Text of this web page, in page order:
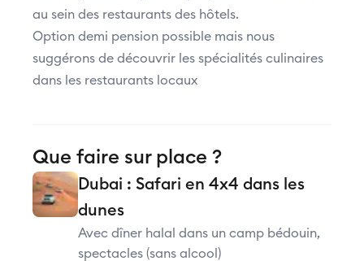
au sein des restaurants des hôtels.
Option demi pension possible mais nous
suggérons de découvrir les spécialités culinaires
dans les restaurants locaux
Que faire sur place ?
Dubai : Safari en 4x4 dans les
dunes
Avec dîner halal dans un camp bédouin,
spectacles (sans alcool)